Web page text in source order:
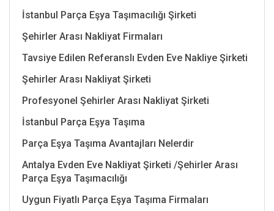
İstanbul Parça Eşya Taşımacılığı Şirketi
Şehirler Arası Nakliyat Firmaları
Tavsiye Edilen Referanslı Evden Eve Nakliye Şirketi
Şehirler Arası Nakliyat Şirketi
Profesyonel Şehirler Arası Nakliyat Şirketi
İstanbul Parça Eşya Taşıma
Parça Eşya Taşıma Avantajları Nelerdir
Antalya Evden Eve Nakliyat Şirketi /Şehirler Arası
Parça Eşya Taşımacılığı
Uygun Fiyatlı Parça Eşya Taşıma Firmaları